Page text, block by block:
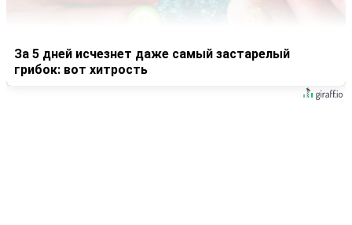
За 5 дней исчезнет даже самый застарелый
грибок: вот хитрость